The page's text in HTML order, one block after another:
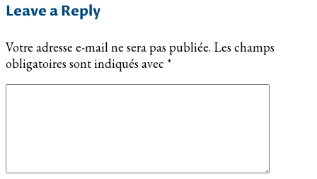
Leave a Reply
Votre adresse e-mail ne sera pas publiée. Les champs
obligatoires sont indiqués avec *